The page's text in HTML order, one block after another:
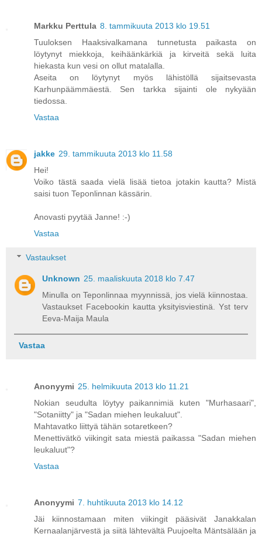
Markku Perttula 8. tammikuuta 2013 klo 19.51
Tuuloksen Haaksivalkamana tunnetusta paikasta on
löytynyt miekkoja, keihäänkärkiä ja kirveitä sekä luita
hiekasta kun vesi on ollut matalalla.
Aseita on löytynyt myös lähistöllä sijaitsevasta
Karhunpäämmäestä. Sen tarkka sijainti ole nykyään
tiedossa.
Vastaa
jakke 29. tammikuuta 2013 klo 11.58
Hei!
Voiko tästä saada vielä lisää tietoa jotakin kautta? Mistä
saisi tuon Teponlinnan kässärin.
Anovasti pyytää Janne! :-)
Vastaa
Vastaukset
Unknown 25. maaliskuuta 2018 klo 7.47
Minulla on Teponlinnaa myynnissä, jos vielä kiinnostaa.
Vastaukset Facebookin kautta yksityisviestinä. Yst terv
Eeva-Maija Maula
Vastaa
Anonyymi 25. helmikuuta 2013 klo 11.21
Nokian seudulta löytyy paikannimiä kuten "Murhasaari",
"Sotaniitty" ja "Sadan miehen leukaluut".
Mahtavatko liittyä tähän sotaretkeen?
Menettivätkö viikingit sata miestä paikassa "Sadan miehen
leukaluut"?
Vastaa
Anonyymi 7. huhtikuuta 2013 klo 14.12
Jäi kiinnostamaan miten viikingit pääsivät Janakkalan
Kernaalanjärvestä ja siitä lähtevältä Puujoelta Mäntsälään ja